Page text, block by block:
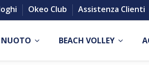
Okeo Club Assistenza Clienti
NUOTO BEACH VOLLEY